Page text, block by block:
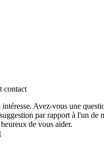
contact
Avez-vous une
par rapport à l'un de
de vous aider.